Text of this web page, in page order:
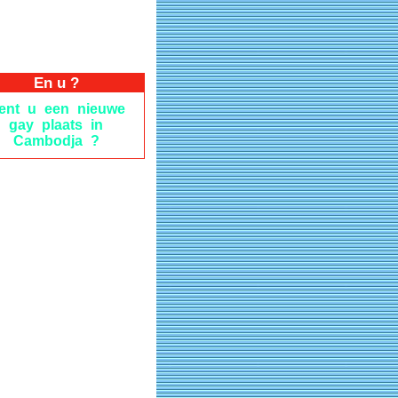
En u ?
u een nieuwe
gay plaats in
Cambodja ?